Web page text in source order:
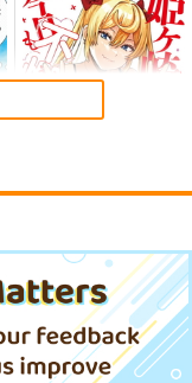
愛の流星カウーパ 3
白泉社
759円（税込）
憫可愛い 4
KADOKAWA
726 （税込）
サンプル